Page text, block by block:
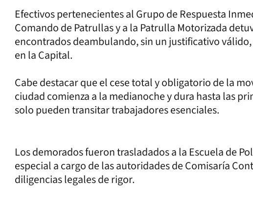
Efectivos pertenecientes al Grupo de Respuesta
Comando de Patrullas y a la Patrulla Motorizada
encontrados deambulando, sin un justificativo
en la Capital.
Cabe destacar que el cese total y obligatorio de la
ciudad comienza a la medianoche y dura hasta las
solo pueden transitar trabajadores esenciales.
Los demorados fueron trasladados a la Escuela de
especial a cargo de las autoridades de Comisaría
diligencias legales de rigor.